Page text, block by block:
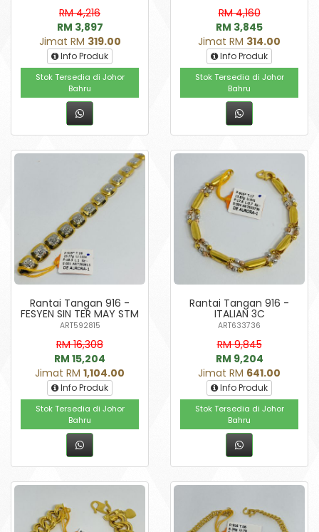
RM 4,216
RM 3,897
Jimat RM 319.00
Info Produk
Stok Tersedia di Johor
Bahru
RM 4,160
RM 3,845
Jimat RM 314.00
Info Produk
Stok Tersedia di Johor
Bahru
Rantai Tangan 916 -
FESYEN SIN TER MAY STM
ART592815
RM 16,308
RM 15,204
Jimat RM 1,104.00
Info Produk
Stok Tersedia di Johor
Bahru
Rantai Tangan 916 -
ITALIAN 3C
ART633736
RM 9,845
RM 9,204
Jimat RM 641.00
Info Produk
Stok Tersedia di Johor
Bahru